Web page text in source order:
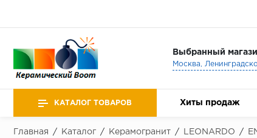
Выбранный
КАТАЛОГ ТОВАРОВ Хиты продаж
Главная / Каталог / Керамогранит / LEONARDO /